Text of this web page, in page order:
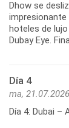
Dhow se
hoteles de
Dubay Eye.
Día 4
ma, 21.07.2026
Día 4: Dubai –